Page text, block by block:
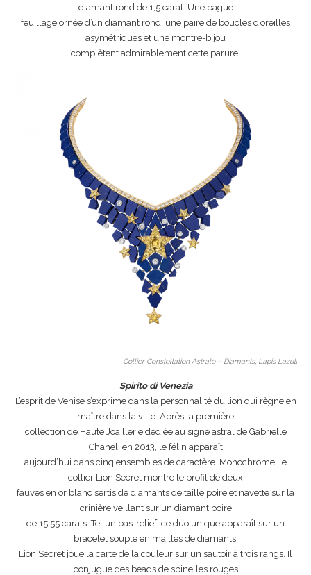
diamant rond de 1,5 carat. Une bague
feuillage ornée d’un diamant rond, une paire de boucles d’oreilles
asymétriques et une montre-bijou
complètent admirablement cette parure.
Collier Constellation Astrale – Diamants, Lapis Lazuli
Spirito di Venezia
L’esprit de Venise s’exprime dans la personnalité du lion qui règne en
maître dans la ville. Après la première
collection de Haute Joaillerie dédiée au signe astral de Gabrielle
Chanel, en 2013, le félin apparaît
aujourd’hui dans cinq ensembles de caractère. Monochrome, le
collier Lion Secret montre le profil de deux
fauves en or blanc sertis de diamants de taille poire et navette sur la
crinière veillant sur un diamant poire
de 15,55 carats. Tel un bas-relief, ce duo unique apparaît sur un
bracelet souple en mailles de diamants.
Lion Secret joue la carte de la couleur sur un sautoir à trois rangs. Il
conjugue des beads de spinelles rouges